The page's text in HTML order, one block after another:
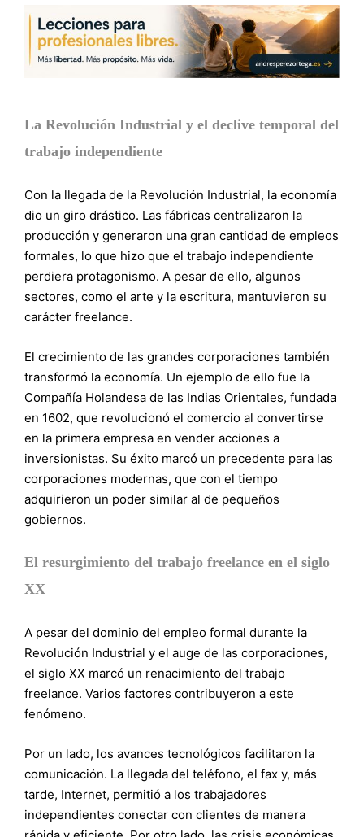
La Revolución Industrial y el declive temporal del
trabajo independiente
Con la llegada de la Revolución Industrial, la economía
dio un giro drástico. Las fábricas centralizaron la
producción y generaron una gran cantidad de empleos
formales, lo que hizo que el trabajo independiente
perdiera protagonismo. A pesar de ello, algunos
sectores, como el arte y la escritura, mantuvieron su
carácter freelance.
El crecimiento de las grandes corporaciones también
transformó la economía. Un ejemplo de ello fue la
Compañía Holandesa de las Indias Orientales, fundada
en 1602, que revolucionó el comercio al convertirse
en la primera empresa en vender acciones a
inversionistas. Su éxito marcó un precedente para las
corporaciones modernas, que con el tiempo
adquirieron un poder similar al de pequeños
gobiernos.
El resurgimiento del trabajo freelance en el siglo
XX
A pesar del dominio del empleo formal durante la
Revolución Industrial y el auge de las corporaciones,
el siglo XX marcó un renacimiento del trabajo
freelance. Varios factores contribuyeron a este
fenómeno.
Por un lado, los avances tecnológicos facilitaron la
comunicación. La llegada del teléfono, el fax y, más
tarde, Internet, permitió a los trabajadores
independientes conectar con clientes de manera